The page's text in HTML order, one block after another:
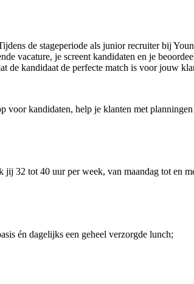
de stageperiode als junior recruiter bij
vacature, je screent kandidaten en je
de kandidaat de perfecte match is voor jouw
voor kandidaten, help je klanten met
32 tot 40 uur per week, van maandag tot en
én dagelijks een geheel verzorgde lunch;